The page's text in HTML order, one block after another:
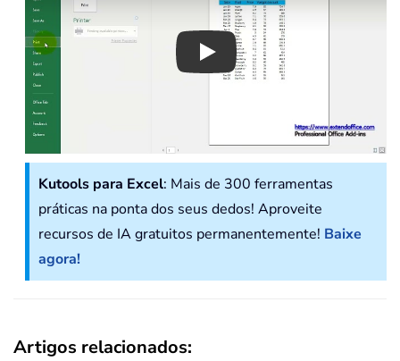
Play
Kutools para Excel: Mais de 300 ferramentas
práticas na ponta dos seus dedos! Aproveite
recursos de IA gratuitos permanentemente! Baixe
agora!
Artigos relacionados: